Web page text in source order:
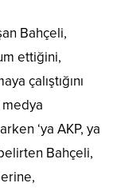
Bahçeli,
ettiğini,
çalıştığını
medya
‘ya AKP, ya
Bahçeli,